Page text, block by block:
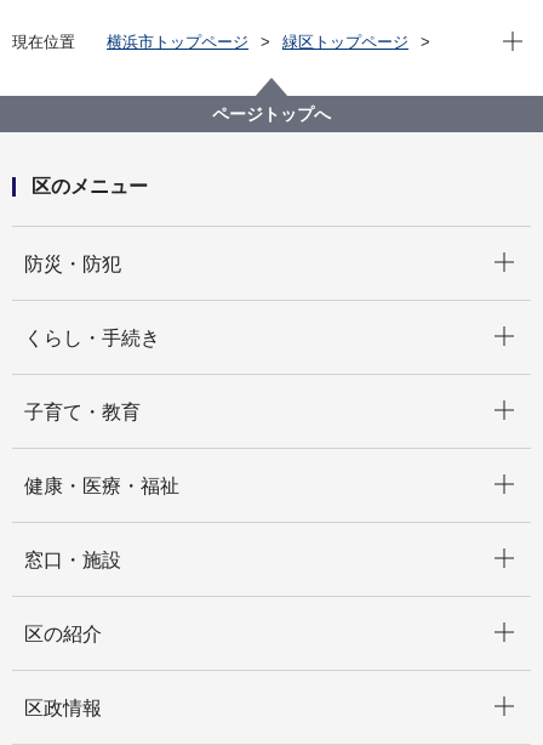
現在位置 横浜市トップページ
緑区トップページ
【第14回】山下地区グラウンドゴルフ大会と新治市民
の森の谷戸田の田植えに参加しました！
現在
ページトップへ
区のメニュー
防災・防犯
くらし・手続き
子育て・教育
健康・医療・福祉
窓口・施設
区の紹介
区政情報